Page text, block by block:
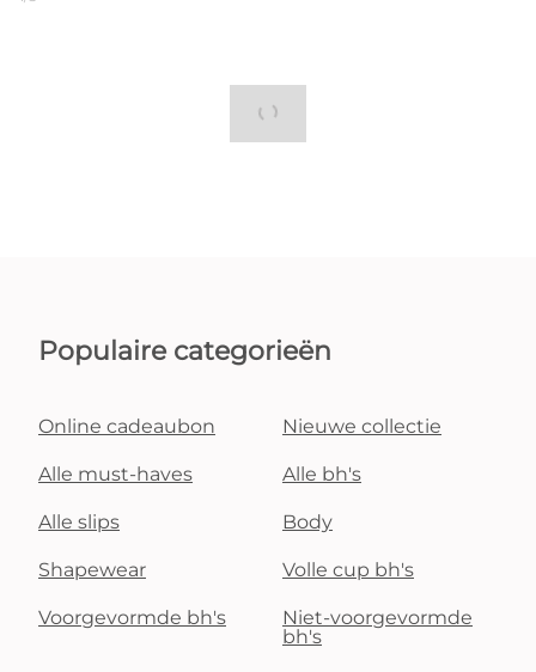
Populaire categorieën
Online cadeaubon Nieuwe collectie
Alle must-haves Alle bh's
Alle slips Body
Shapewear Volle cup bh's
Voorgevormde bh's
Niet-voorgevormde
bh's